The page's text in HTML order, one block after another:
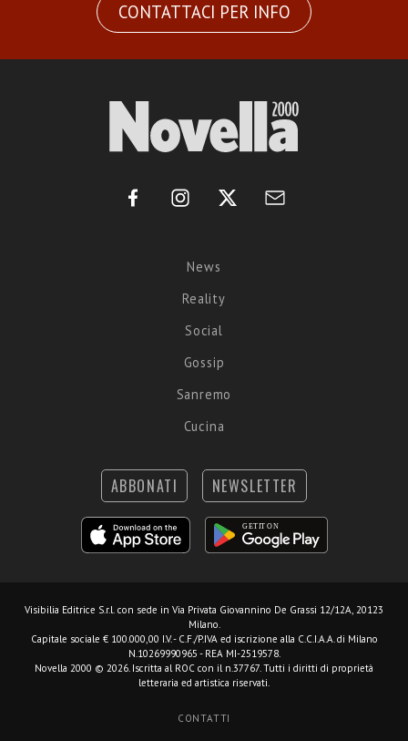
CONTATTACI PER INFO
News
Reality
Social
Gossip
Sanremo
Cucina
ABBONATI NEWSLETTER
Visibilia Editrice S.r.l. con sede in Via Privata Giovannino De Grassi 12/12A, 20123
Milano.
Capitale sociale € 100.000,00 I.V. - C.F./P.IVA ed iscrizione alla C.C.I.A.A. di Milano
N.10269990965 - REA MI-2519578.
Novella 2000 © 2026. Iscritta al ROC con il n.37767. Tutti i diritti di proprietà
letteraria ed artistica riservati.
CONTATTI